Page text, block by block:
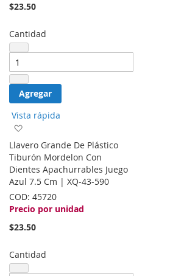
$23.50
Cantidad
Agregar
Vista rápida
la
lista
de
deseos
Llavero Grande De Plástico
Tiburón Mordelon Con
Dientes Apachurrables Juego
Azul 7.5 Cm | XQ-43-590
COD: 45720
Precio por unidad
$23.50
Cantidad